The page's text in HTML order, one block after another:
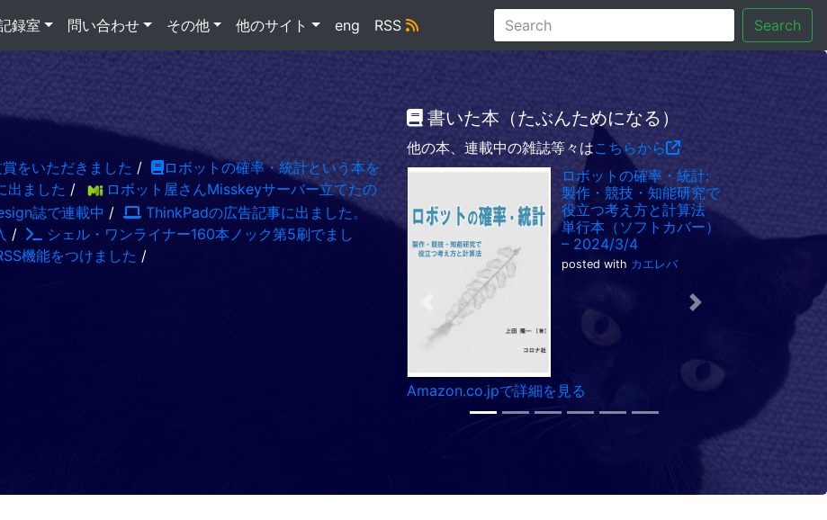
録室 問い合わせ その他 他のサイト eng RSS Search
をいただきました /
ロボットの確率・統計という本を
出ました /
ロボット屋さんMisskeyサーバー立てたの
誌で連載中 /
ThinkPadの広告記事に出ました。
/
シェル・ワンライナー160本ノック第5刷でまし
機能をつけました /
書いた本（たぶんためになる）
他の本、連載中の雑誌等々はこちらから
ロボットの確率・統計:
製作・競技・知能研究で
役立つ考え方と計算法
単行本（ソフトカバー）
– 2024/3/4
posted with カエレバ
Amazon.co.jpで詳細を見る
Previous Next